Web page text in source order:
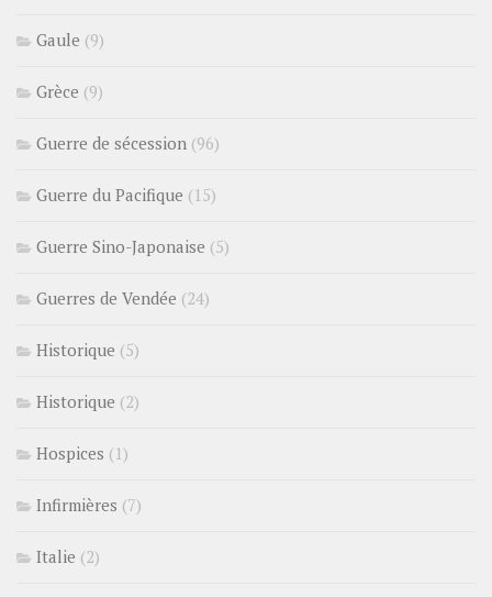
Gaule (9)
Grèce (9)
Guerre de sécession (96)
Guerre du Pacifique (15)
Guerre Sino-Japonaise (5)
Guerres de Vendée (24)
Historique (5)
Historique (2)
Hospices (1)
Infirmières (7)
Italie (2)